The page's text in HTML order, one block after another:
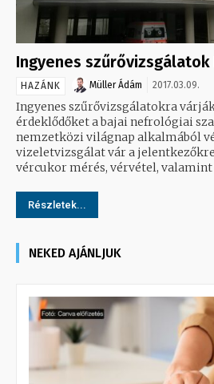
Ingyenes szűrővizsgálatok
HAZÁNK Müller Ádám 2017.03.09.
Ingyenes szűrővizsgálatokra
érdeklődőket a bajai nefrológiai
nemzetközi világnap alkalmából
vizeletvizsgálat vár a
vércukor mérés, vérvétel, valamint
Részletek...
NEKED AJÁNLJUK